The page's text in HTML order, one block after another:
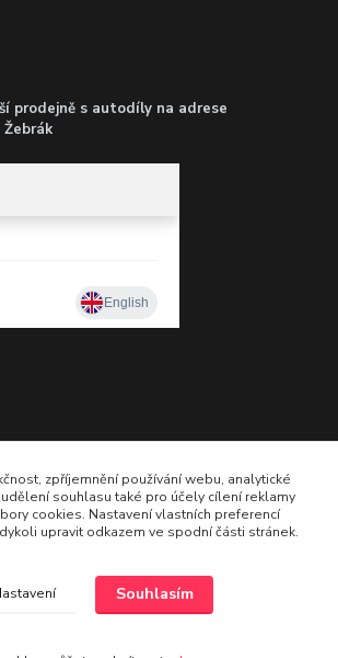
prodejně s autodíly na adrese
Žebrák
9 - 16
zpříjemnění používání webu, analytické
souhlasu také pro účely cílení reklamy
cookies. Nastavení vlastních preferencí
upravit odkazem ve spodní části stránek.
Souhlasím